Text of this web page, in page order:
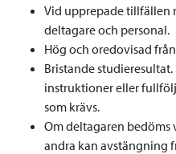
Vid upprepade tillfällen
deltagare och personal.
Hög och oredovisad
Bristande
instruktioner eller
som krävs.
Om deltagaren bedöms
andra kan avstängning